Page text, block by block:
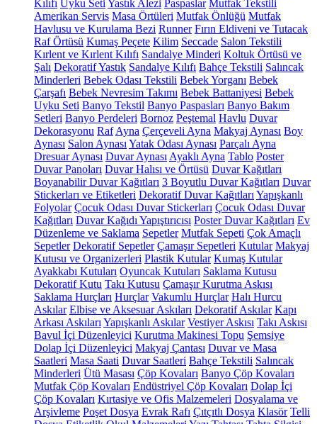
Kılıfı Uyku Seti Yastık Alezi Paspaslar Mutfak Tekstili
Amerikan Servis Masa Örtüleri Mutfak Önlüğü Mutfak
Havlusu ve Kurulama Bezi Runner Fırın Eldiveni ve Tutacak
Raf Örtüsü Kumaş Peçete Kilim Seccade Salon Tekstili
Kırlent ve Kırlent Kılıfı Sandalye Minderi Koltuk Örtüsü ve
Şalı Dekoratif Yastık Sandalye Kılıfı Bahçe Tekstili Salıncak
Minderleri Bebek Odası Tekstili Bebek Yorganı Bebek
Çarşafı Bebek Nevresim Takımı Bebek Battaniyesi Bebek
Uyku Seti Banyo Tekstil Banyo Paspasları Banyo Bakım
Setleri Banyo Perdeleri Bornoz Peştemal Havlu Duvar
Dekorasyonu Raf Ayna Çerçeveli Ayna Makyaj Aynası Boy
Aynası Salon Aynası Yatak Odası Aynası Parçalı Ayna
Dresuar Aynası Duvar Aynası Ayaklı Ayna Tablo Poster
Duvar Panoları Duvar Halısı ve Örtüsü Duvar Kağıtları
Boyanabilir Duvar Kağıtları 3 Boyutlu Duvar Kağıtları Duvar
Stickerları ve Etiketleri Dekoratif Duvar Kağıtları Yapışkanlı
Folyolar Çocuk Odası Duvar Stickerları Çocuk Odası Duvar
Kağıtları Duvar Kağıdı Yapıştırıcısı Poster Duvar Kağıtları Ev
Düzenleme ve Saklama Sepetler Mutfak Sepeti Çok Amaçlı
Sepetler Dekoratif Sepetler Çamaşır Sepetleri Kutular Makyaj
Kutusu ve Organizerleri Plastik Kutular Kumaş Kutular
Ayakkabı Kutuları Oyuncak Kutuları Saklama Kutusu
Dekoratif Kutu Takı Kutusu Çamaşır Kurutma Askısı
Saklama Hurçları Hurçlar Vakumlu Hurçlar Halı Hurcu
Askılar Elbise ve Aksesuar Askıları Dekoratif Askılar Kapı
Arkası Askıları Yapışkanlı Askılar Vestiyer Askısı Takı Askısı
Bavul İçi Düzenleyici Kurutma Makinesi Topu Şemsiye
Dolap İçi Düzenleyici Makyaj Çantası Duvar ve Masa
Saatleri Masa Saati Duvar Saatleri Bahçe Tekstili Salıncak
Minderleri Ütü Masası Çöp Kovaları Banyo Çöp Kovaları
Mutfak Çöp Kovaları Endüstriyel Çöp Kovaları Dolap İçi
Çöp Kovaları Kırtasiye ve Ofis Malzemeleri Dosyalama ve
Arşivleme Poşet Dosya Evrak Rafı Çıtçıtlı Dosya Klasör Telli